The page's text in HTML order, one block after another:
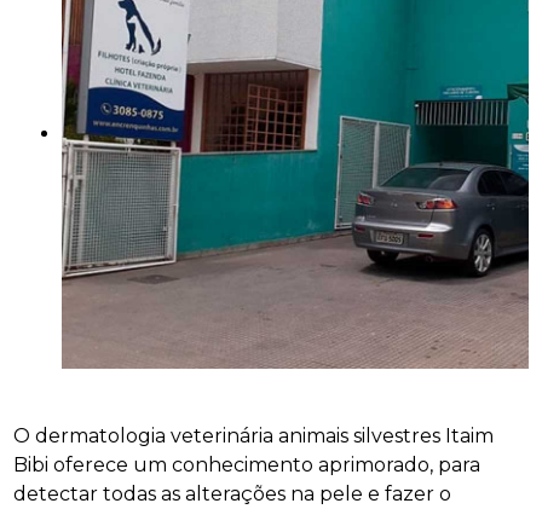
O dermatologia veterinária animais silvestres Itaim
Bibi oferece um conhecimento aprimorado, para
detectar todas as alterações na pele e fazer o